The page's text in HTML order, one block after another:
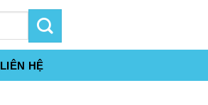
LIÊN HỆ